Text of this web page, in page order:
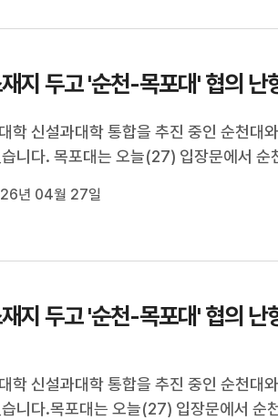
지 두고 '순천-목포대' 협의 난
학 신설과대학 통합을 추진 중인 순천대
니다. 목포대는 오늘(27) 입장문에서 순
다. 이어, 이원화된 의대 교육과 2개 대학
년 04월 27일
지 두고 '순천-목포대' 협의 난
학 신설과대학 통합을 추진 중인 순천대
니다.목포대는 오늘(27) 입장문에서 순